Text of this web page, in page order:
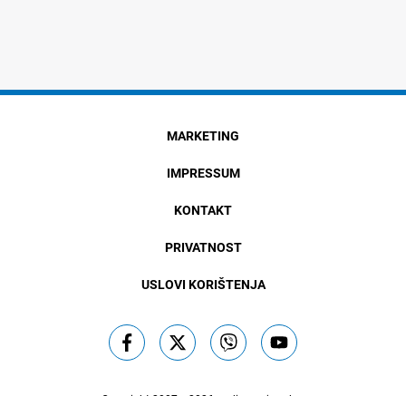
MARKETING
IMPRESSUM
KONTAKT
PRIVATNOST
USLOVI KORIŠTENJA